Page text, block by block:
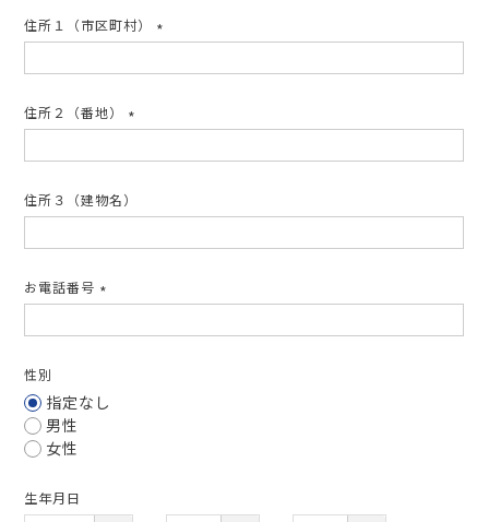
住所１（市区町村）
須)
住所２（番地）
須)
住所３（建物名）
お電話番号
須)
性別
指定なし
男性
女性
生年月日